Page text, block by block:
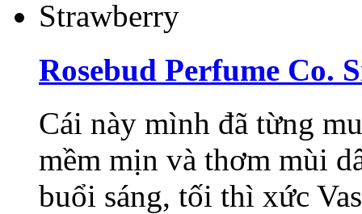
Rosebud Perfume Co.
Cái này mình đã từng
mềm mịn và thơm mùi
buổi sáng, tối thì xức